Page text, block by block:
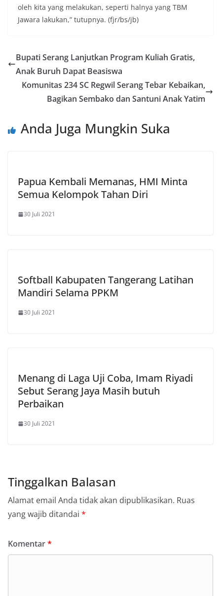
oleh kita yang melakukan, seperti halnya yang TBM
Jawara lakukan,” tutupnya. (fjr/bs/jb)
Bupati Serang Lanjutkan Program Kuliah Gratis,
Anak Buruh Dapat Beasiswa
Komunitas 234 SC Regwil Serang Tebar Kebaikan,
Bagikan Sembako dan Santuni Anak Yatim
Anda Juga Mungkin Suka
Papua Kembali Memanas, HMI Minta
Semua Kelompok Tahan Diri
30 Juli 2021
Softball Kabupaten Tangerang Latihan
Mandiri Selama PPKM
30 Juli 2021
Menang di Laga Uji Coba, Imam Riyadi
Sebut Serang Jaya Masih butuh
Perbaikan
30 Juli 2021
Tinggalkan Balasan
Alamat email Anda tidak akan dipublikasikan. Ruas
yang wajib ditandai *
Komentar*